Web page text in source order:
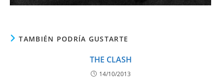
TAMBIÉN PODRÍA GUSTARTE
THE CLASH
14/10/2013